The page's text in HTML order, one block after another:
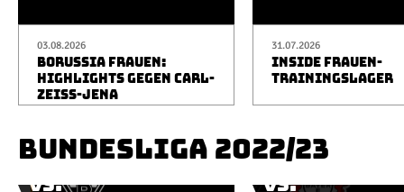
03.08.2026
BORUSSIA FRAUEN:
HIGHLIGHTS GEGEN CARL-
ZEISS-JENA
31.07.2026
INSIDE FRAUEN-
TRAININGSLAGER
BUNDESLIGA 2022/23